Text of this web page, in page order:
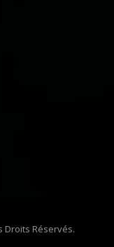
Droits Réservés.